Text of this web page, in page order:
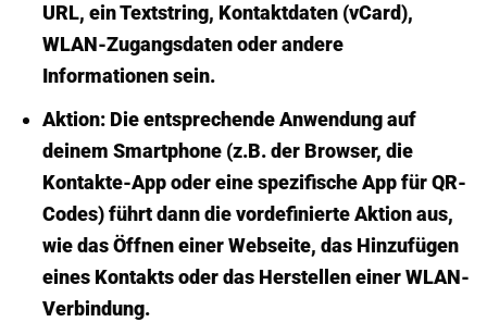
URL, ein Textstring, Kontaktdaten (vCard),
WLAN-Zugangsdaten oder andere
Informationen sein.
Aktion:Die entsprechende Anwendung auf
deinem Smartphone (z.B. der Browser, die
Kontakte-App oder eine spezifische App für QR-
Codes) führt dann die vordefinierte Aktion aus,
wie das Öffnen einer Webseite, das Hinzufügen
eines Kontakts oder das Herstellen einer WLAN-
Verbindung.